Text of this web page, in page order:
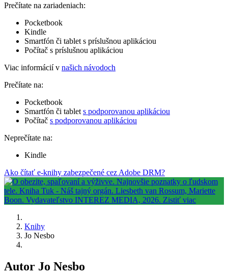
Prečítate na zariadeniach:
Pocketbook
Kindle
Smartfón či tablet s príslušnou aplikáciou
Počítač s príslušnou aplikáciou
Viac informácií v našich návodoch
Prečítate na:
Pocketbook
Smartfón či tablet s podporovanou aplikáciou
Počítač s podporovanou aplikáciou
Neprečítate na:
Kindle
Ako čítať e-knihy zabezpečené cez Adobe DRM?
Knihy
Jo Nesbo
Autor Jo Nesbo